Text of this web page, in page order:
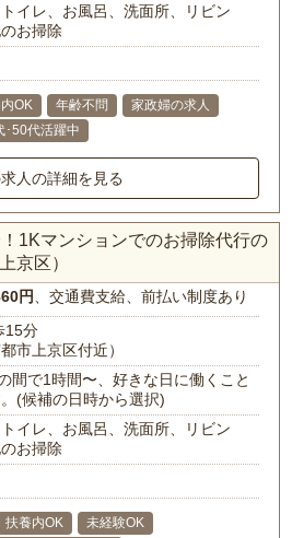
イレ、お風呂、洗面所、リビン
お掃除
OK 年齢不問
家政婦の求人
･50代活躍中
人の詳細を見る
1Kマンションでのお掃除代行の
京区）
円 、交通費支給、前払い制度あり
15分
市上京区付近）
間で1時間〜、好きな日に働くこと
(候補の日時から選択)
イレ、お風呂、洗面所、リビン
お掃除
扶養内OK
未経験OK